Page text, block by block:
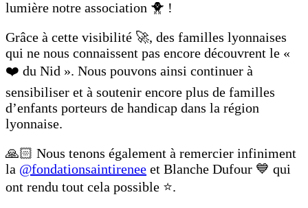
lumière notre association 🐥 !
Grâce à cette visibilité 🚀, des familles lyonnaises
qui ne nous connaissent pas encore découvrent le «
❤️ du Nid ». Nous pouvons ainsi continuer à
sensibiliser et à soutenir encore plus de familles
d’enfants porteurs de handicap dans la région
lyonnaise.
🙏🏻 Nous tenons également à remercier infiniment
la @fondationsaintirenee et Blanche Dufour 💙 qui
ont rendu tout cela possible ⭐️.